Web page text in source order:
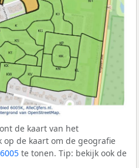
de kaart van het
op de kaart om de geografie
te tonen. Tip: bekijk ook de